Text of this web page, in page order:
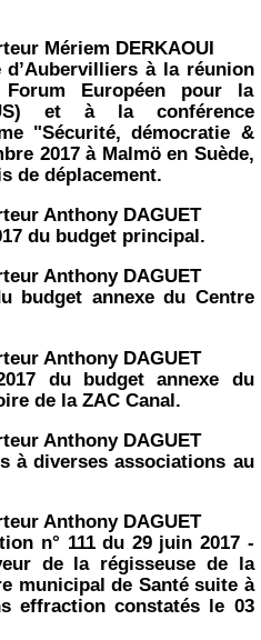
Mériem DERKAOUI
à la réunion
Européen pour la
et à la conférence
"Sécurité, démocratie &
2017 à Malmö en Suède,
de déplacement.
Anthony DAGUET
du budget principal.
Anthony DAGUET
budget annexe du Centre
Anthony DAGUET
du budget annexe du
de la ZAC Canal.
Anthony DAGUET
à diverses associations au
Anthony DAGUET
n° 111 du 29 juin 2017 -
de la régisseuse de la
municipal de Santé suite à
effraction constatés le 03